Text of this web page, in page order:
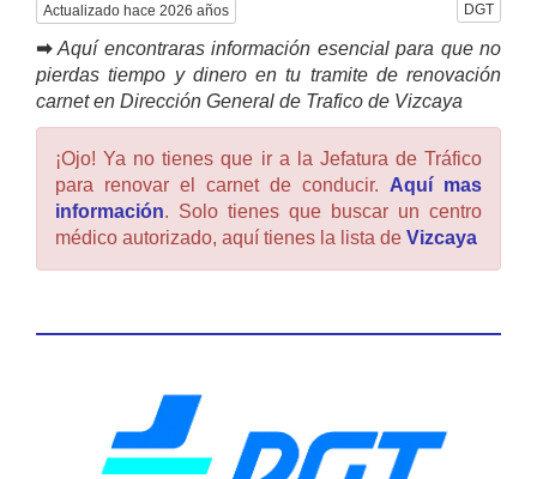
Actualizado hace 2026 años DGT
➡ Aquí encontraras información esencial para que no
pierdas tiempo y dinero en tu tramite de renovación
carnet en Dirección General de Trafico de Vizcaya
¡Ojo! Ya no tienes que ir a la Jefatura de Tráfico
para renovar el carnet de conducir. Aquí mas
información. Solo tienes que buscar un centro
médico autorizado, aquí tienes la lista de Vizcaya